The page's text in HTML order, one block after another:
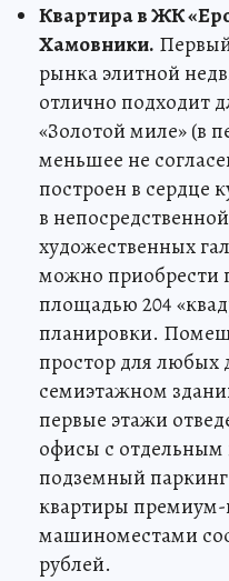
Квартира в ЖК
Хамовники.
рынка элитной
отлично подходит
«Золотой миле» (в
меньшее не
построен в сердце
в
художественных
можно приобрести
площадью 204
планировки.
простор для
семиэтажном
первые этажи
офисы с
подземный
квартиры премиум-
машиноместами
рублей.